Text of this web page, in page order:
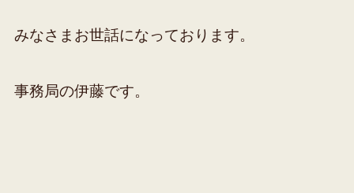
みなさまお世話になっております。
事務局の伊藤です。